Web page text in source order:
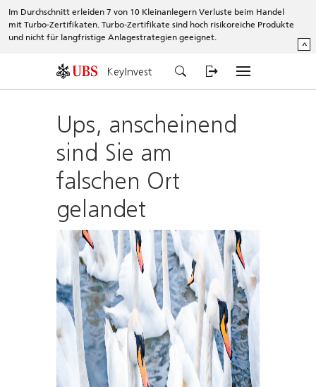
Im Durchschnitt erleiden 7 von 10 Kleinanlegern Verluste beim Handel
mit Turbo-Zertifikaten. Turbo-Zertifikate sind hoch risikoreiche Produkte
und nicht für langfristige Anlagestrategien geeignet.
^
KeyInvest
Ups, anscheinend
sind Sie am
falschen Ort
gelandet